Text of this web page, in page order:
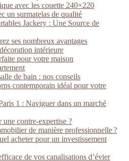
avec les couette 240×220
un surmatelas de qualité
Jackery : Une Source de
ses nombreux avantages
intérieure
pour votre maison
de bain : nos conseils
contemporain idéal pour votre
1 : Naviguer dans un marché
contre-expertise ?
de manière professionnelle ?
acheter pour un investissement
de vos canalisations d’évier